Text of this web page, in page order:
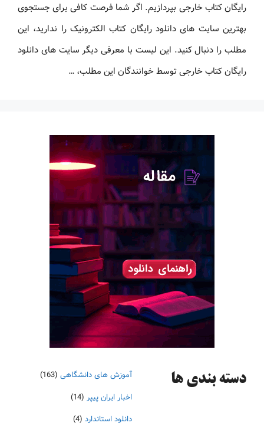
رایگان کتاب خارجی بپردازیم. اگر شما فرصت کافی برای جستجوی
بهترین سایت های دانلود رایگان کتاب الکترونیک را ندارید، این
مطلب را دنبال کنید. این لیست با معرفی دیگر سایت های دانلود
رایگان کتاب خارجی توسط خوانندگان این مطلب، …
دسته‌ بندی ها آموزش های دانشگاهی (163)
اخبار ایران پیپر (14)
دانلود استاندارد (4)